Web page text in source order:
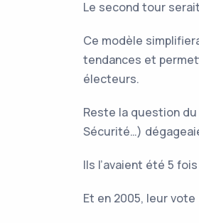
Le second tour
Ce modèle
tendances et
électeurs.
Reste la question
Sécurité…)
Ils l’avaient été 5
Et en 2005, leur